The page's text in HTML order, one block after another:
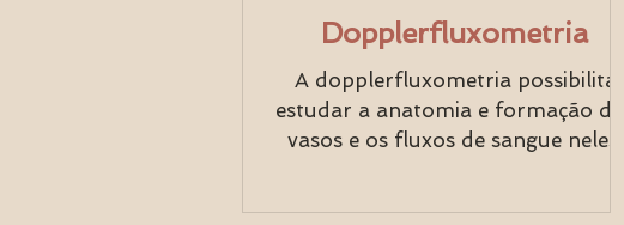
Dopplerfluxometria
A dopplerfluxometria possibilita
estudar a anatomia e formação dos
vasos e os fluxos de sangue neles.